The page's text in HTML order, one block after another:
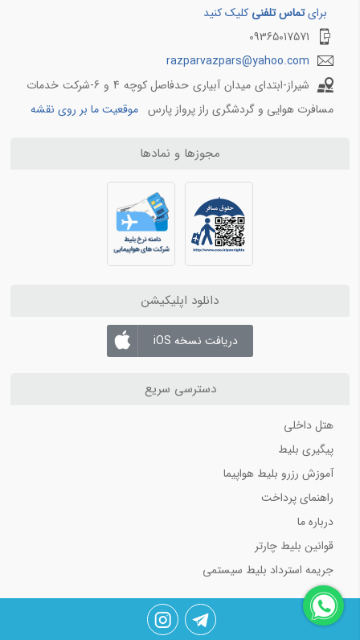
مسیرهای منتخب بلیط هواپیما و چارتر 4
بلیط هواپیما اهواز به تهران
بلیط هواپیما اهواز به مشهد
بلیط هواپیما اصفهان به تهران
بلیط هواپیما اصفهان به مشهد
برایتماس تلفنی کلیک کنید
09365017571
razparvazpars@yahoo.com
شیراز-ابتدای میدان آبیاری حدفاصل کوچه 4 و 6-شرکت خدمات
مسافرت هوایی و گردشگری راز پرواز پارس موقعیت ما بر روی نقشه
مجوزها و نمادها
دانلود اپلیکیشن
دریافت نسخه iOS
دسترسی سریع
هتل داخلی
پیگیری بلیط
آموزش رزرو بلیط هواپیما
راهنمای پرداخت
درباره ما
قوانین بلیط چارتر
جریمه استرداد بلیط سیستمی